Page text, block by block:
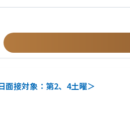
ダー、プロジェクトリーダー経験、海外駐在
面接対象：第2、4土曜＞